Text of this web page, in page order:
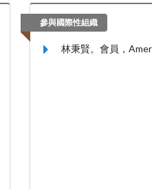
參與國際性組織
林秉賢。會員，